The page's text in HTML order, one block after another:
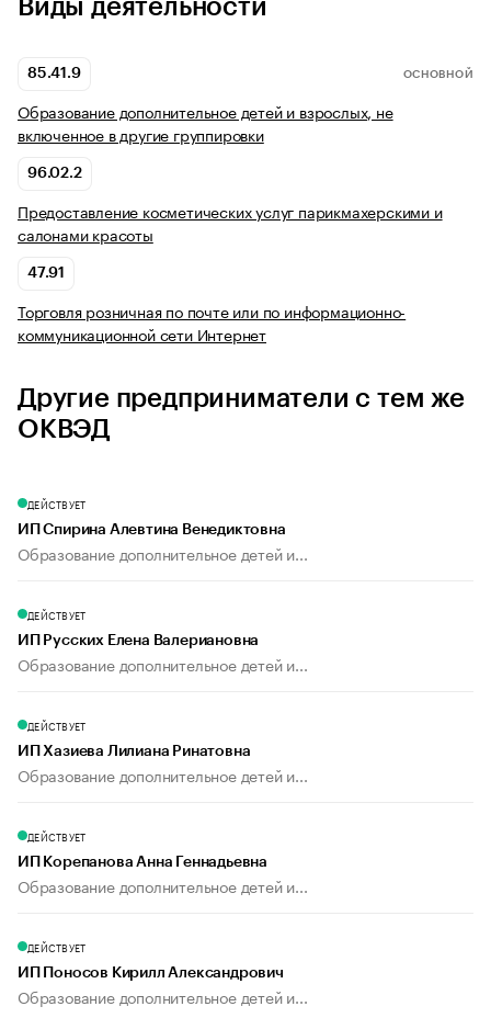
Виды деятельности
85.41.9 ОСНОВНОЙ
Образование дополнительное детей и взрослых, не
включенное в другие группировки
96.02.2
Предоставление косметических услуг парикмахерскими и
салонами красоты
47.91
Торговля розничная по почте или по информационно-
коммуникационной сети Интернет
Другие предприниматели с тем же
ОКВЭД
ДЕЙСТВУЕТ
ИП Спирина Алевтина Венедиктовна
Образование дополнительное детей и...
ДЕЙСТВУЕТ
ИП Русских Елена Валериановна
Образование дополнительное детей и...
ДЕЙСТВУЕТ
ИП Хазиева Лилиана Ринатовна
Образование дополнительное детей и...
ДЕЙСТВУЕТ
ИП Корепанова Анна Геннадьевна
Образование дополнительное детей и...
ДЕЙСТВУЕТ
ИП Поносов Кирилл Александрович
Образование дополнительное детей и...